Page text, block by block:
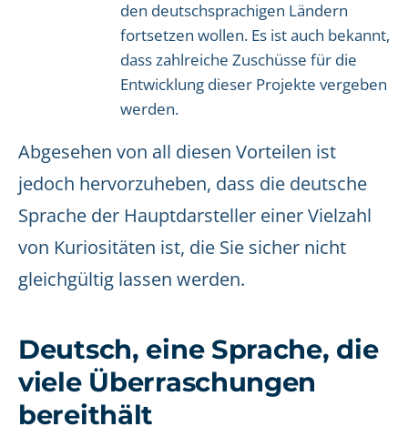
den deutschsprachigen Ländern
fortsetzen wollen. Es ist auch bekannt,
dass zahlreiche Zuschüsse für die
Entwicklung dieser Projekte vergeben
werden.
Abgesehen von all diesen Vorteilen ist
jedoch hervorzuheben, dass die deutsche
Sprache der Hauptdarsteller einer Vielzahl
von Kuriositäten ist, die Sie sicher nicht
gleichgültig lassen werden.
Deutsch, eine Sprache, die
viele Überraschungen
bereithält